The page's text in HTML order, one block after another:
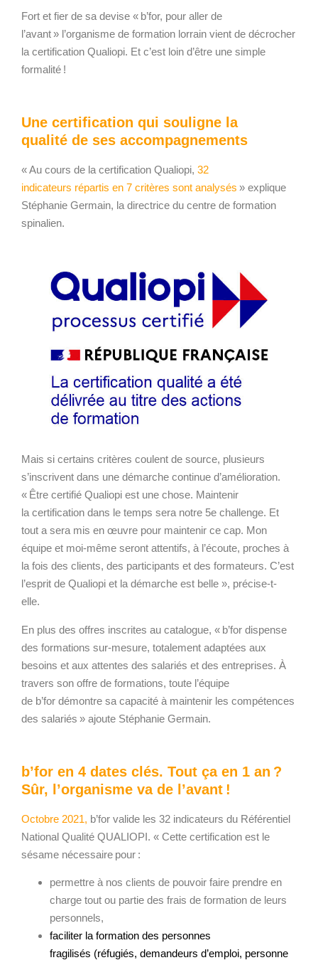
Fort et fier de sa devise « b’for, pour aller de
l’avant » l’organisme de formation lorrain vient de décrocher
la certification Qualiopi. Et c’est loin d’être une simple
formalité !
Une certification qui souligne la
qualité de ses accompagnements
« Au cours de la certification Qualiopi, 32
indicateurs répartis en 7 critères sont analysés » explique
Stéphanie Germain, la directrice du centre de formation
spinalien.
Mais si certains critères coulent de source, plusieurs
s’inscrivent dans une démarche continue d’amélioration.
« Être certifié Qualiopi est une chose. Maintenir
la certification dans le temps sera notre 5e challenge. Et
tout a sera mis en œuvre pour maintenir ce cap. Mon
équipe et moi-même seront attentifs, à l’écoute, proches à
la fois des clients, des participants et des formateurs. C’est
l’esprit de Qualiopi et la démarche est belle », précise-t-
elle.
En plus des offres inscrites au catalogue, « b’for dispense
des formations sur-mesure, totalement adaptées aux
besoins et aux attentes des salariés et des entreprises. À
travers son offre de formations, toute l’équipe
de b’for démontre sa capacité à maintenir les compétences
des salariés » ajoute Stéphanie Germain.
b’for en 4 dates clés. Tout ça en 1 an ?
Sûr, l’organisme va de l’avant !
Octobre 2021, b’for valide les 32 indicateurs du Référentiel
National Qualité QUALIOPI. « Cette certification est le
sésame nécessaire pour :
permettre à nos clients de pouvoir faire prendre en
charge tout ou partie des frais de formation de leurs
personnels,
faciliter la formation des personnes
fragilisés (réfugiés, demandeurs d’emploi, personne